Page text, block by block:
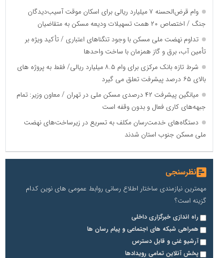
وام قرض‌الحسنه ۷ میلیارد ریالی برای اسکان موقت آسیب‌دیدگان
جنگ / اختصاص ۲۰ همت تسهیلات ودیعه مسکن به متقاضیان
تداوم نهضت ملی مسکن با وجود تنگناهای اعتباری / تأکید ویژه بر
تأمین آب، برق و گاز همزمان با ساخت واحدها
شرط تازه بانک مرکزی برای وام ۸.۵ میلیارد ریالی/ فقط به پروژه های
بالای ۶۵ درصد پیشرفت تعلق می گیرد
میانگین پیشرفت ۴۲ درصدی مسکن ملی در تهران / معاون وزیر: تمام
جبهه‌های کاری فعال و بدون وقفه است
دستگاه‌های خدمت‌رسان مکلف به تسریع در زیرساخت‌های نهضت
ملی مسکن جنوب استان شدند
نظرسنجی
مهمترین نیازمندی ساختار اطلاع رسانی روابط عمومی های نوین کدام
گزینه است؟
راه اندازی خبرگزاری داخلی
همراهی شبکه های اجتماعی و پیام رسان ها
آرشیو غنی و قابل دسترس
پخش آنلاین تمامی رویدادها